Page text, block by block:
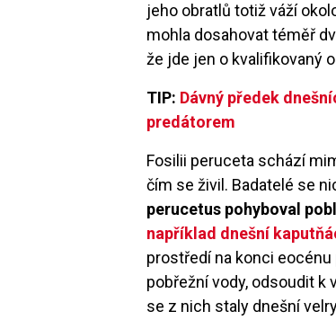
jeho obratlů totiž váží
mohla dosahovat téměř
že jde jen o kvalifikovaný
TIP: Dávný předek
predátorem
Fosilii peruceta schází
čím se živil. Badatelé se
perucetus pohyboval
například dnešní
prostředí na konci
pobřežní vody, odsoudit k
se z nich staly dnešní